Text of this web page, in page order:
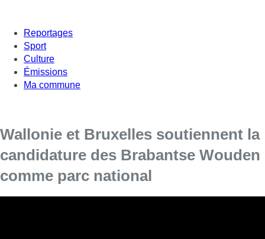
Reportages
Sport
Culture
Émissions
Ma commune
Wallonie et Bruxelles soutiennent la
candidature des Brabantse Wouden
comme parc national